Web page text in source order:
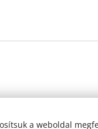
a weboldal